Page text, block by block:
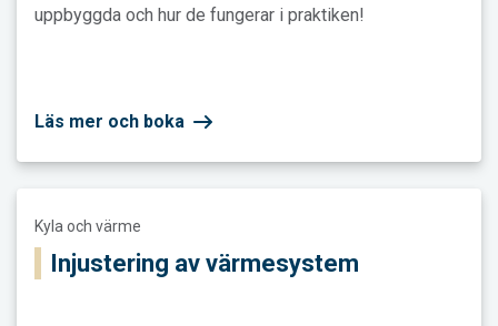
uppbyggda och hur de fungerar i praktiken!
Läs mer och boka
Kyla och värme
Injustering av värmesystem